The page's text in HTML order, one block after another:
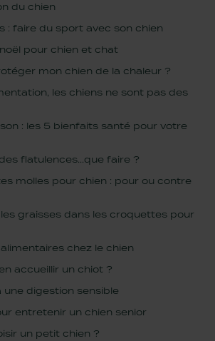
du chien
: faire du sport avec son chien
pour chien et chat
mon chien de la chaleur ?
les chiens ne sont pas des
: les 5 bienfaits santé pour votre
flatulences...que faire ?
molles pour chien : pour ou contre
graisses dans les croquettes pour
chez le chien
accueillir un chiot ?
une digestion sensible
entretenir un chien senior
un petit chien ?